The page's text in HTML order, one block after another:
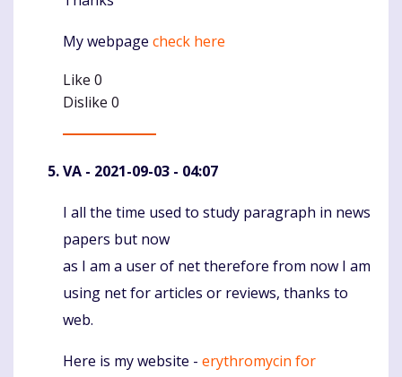
My webpage check here
Like 0
Dislike 0
VA - 2021-09-03 - 04:07
Komentaras
I all the time used to study paragraph in news
papers but now
as I am a user of net therefore from now I am
using net for articles or reviews, thanks to
web.
Here is my website - erythromycin for